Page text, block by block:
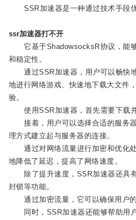
SSR加速器是一种通过技术手段优
ssr加速器打不开
它基于ShadowsocksR协议，能
和稳定性。
通过SSR加速器，用户可以畅快
地进行网络游戏、快速地下载大文件
验。
使用SSR加速器，首先需要下载并
接着，用户可以选择合适的服务
理方式建立起与服务器的连接。
通过对网络流量进行加密和优化处
地降低了延迟，提高了网络速度。
除了提升速度，SSR加速器还具
封锁等功能。
通过加密流量，它可以确保用户的
同时，SSR加速器还能够帮助用